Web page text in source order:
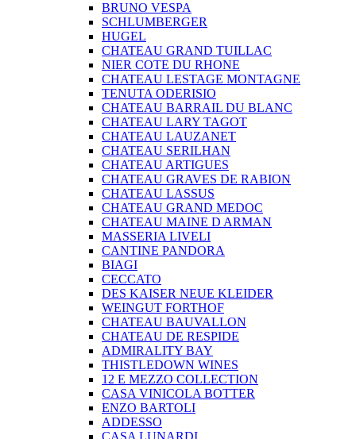
BRUNO VESPA
SCHLUMBERGER
HUGEL
CHATEAU GRAND TUILLAC
NIER COTE DU RHONE
CHATEAU LESTAGE MONTAGNE
TENUTA ODERISIO
CHATEAU BARRAIL DU BLANC
CHATEAU LARY TAGOT
CHATEAU LAUZANET
CHATEAU SERILHAN
CHATEAU ARTIGUES
CHATEAU GRAVES DE RABION
CHATEAU LASSUS
CHATEAU GRAND MEDOC
CHATEAU MAINE D ARMAN
MASSERIA LIVELI
CANTINE PANDORA
BIAGI
CECCATO
DES KAISER NEUE KLEIDER
WEINGUT FORTHOF
CHATEAU BAUVALLON
CHATEAU DE RESPIDE
ADMIRALITY BAY
THISTLEDOWN WINES
12 E MEZZO COLLECTION
CASA VINICOLA BOTTER
ENZO BARTOLI
ADDESSO
CASA LUNARDI